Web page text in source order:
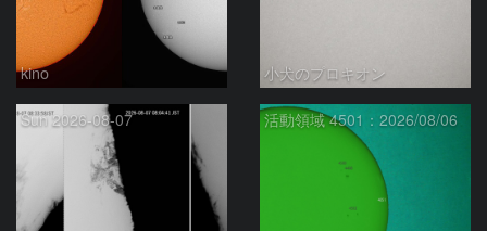
kino 小犬のプロキオン
Sun 2026-08-07 活動領域 4501：2026/08/06